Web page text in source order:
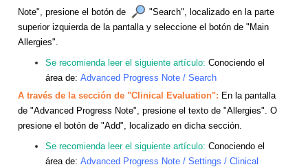
Note", presione el botón de
"Search", localizado en la parte
superior izquierda de la pantalla y seleccione el botón de "Main
Allergies".
Se recomienda leer el siguiente artículo: Conociendo el
área de: Advanced Progress Note / Search
A través de la sección de "Clinical Evaluation": En la pantalla
de "Advanced Progress Note", presione el texto de "Allergies". O
presione el botón de "Add", localizado en dicha sección.
Se recomienda leer el siguiente artículo: Conociendo el
área de: Advanced Progress Note / Settings / Clinical